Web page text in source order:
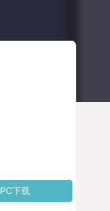
PC下载